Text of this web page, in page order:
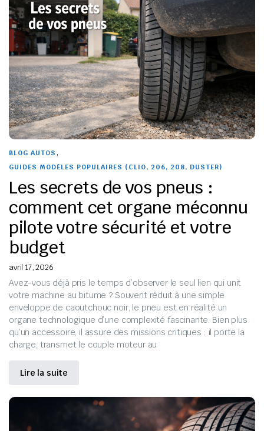
BLOG AUTOS ,
GUIDES MODÈLES POPULAIRES (CLIO, 206, 208, DUSTER)
Les secrets de vos pneus :
comment cet organe méconnu
pilote votre sécurité et votre
budget
avril 17, 2026
Avez-vous déjà pris le temps d’observer le seul lien qui unit
votre machine au bitume ? Souvent réduit à une simple
enveloppe de caoutchouc noir, le pneu est en réalité un
organe technologique d’une complexité fascinante. Bien plus
qu’un accessoire, il assure des missions critiques : il porte la
charge, transmet le couple moteur au
Lire la suite